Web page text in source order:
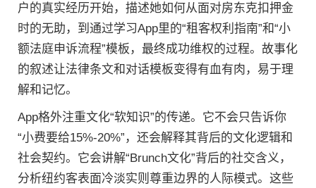
户的真实经历开始，描述她如何从面对房东克扣押金
时的无助，到通过学习App里的“租客权利指南”和“小
额法庭申诉流程”模板，最终成功维权的过程。故事化
的叙述让法律条文和对话模板变得有血有肉，易于理
解和记忆。
App格外注重文化“软知识”的传递。它不会只告诉你
“小费要给15%-20%”，还会解释其背后的文化逻辑和
社会契约。它会讲解“Brunch文化”背后的社交含义，
分析纽约客表面冷淡实则尊重边界的人际模式。这些